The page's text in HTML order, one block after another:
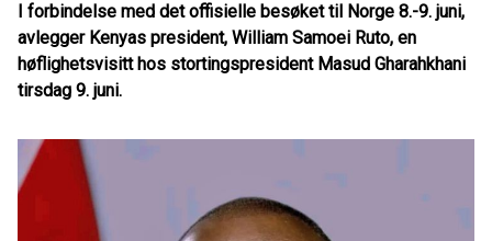
I forbindelse med det offisielle besøket til Norge 8.-9. juni,
avlegger Kenyas president, William Samoei Ruto, en
høflighetsvisitt hos stortingspresident Masud Gharahkhani
tirsdag 9. juni.